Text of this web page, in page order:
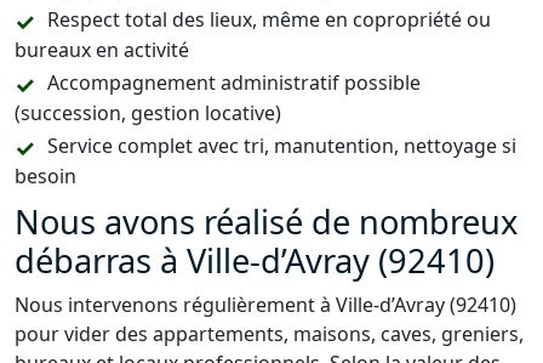
Respect total des lieux, même en copropriété ou
bureaux en activité
Accompagnement administratif possible
(succession, gestion locative)
Service complet avec tri, manutention, nettoyage si
besoin
Nous avons réalisé de nombreux
débarras à Ville-d’Avray (92410)
Nous intervenons régulièrement à Ville-d’Avray (92410)
pour vider des appartements, maisons, caves, greniers,